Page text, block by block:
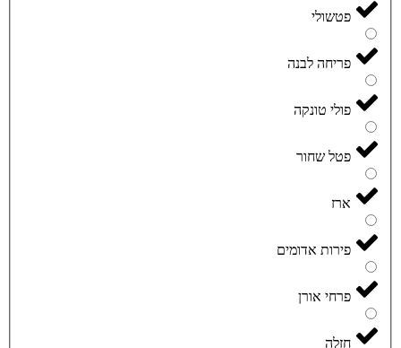
פטשולי
פריחה לבנה
פולי טונקה
פטל שחור
ארז
פירות אדומים
פרחי אורן
חזלה